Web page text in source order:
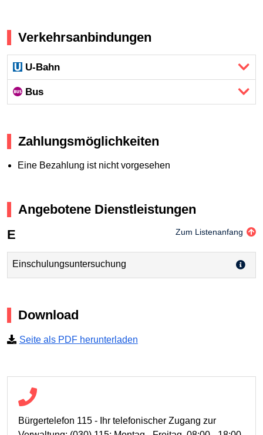
Verkehrsanbindungen
U-Bahn
Bus
Zahlungsmöglichkeiten
Eine Bezahlung ist nicht vorgesehen
Angebotene Dienstleistungen
E
Zum Listenanfang
Einschulungsuntersuchung
Download
Seite als PDF herunterladen
Bürgertelefon 115 - Ihr telefonischer Zugang zur